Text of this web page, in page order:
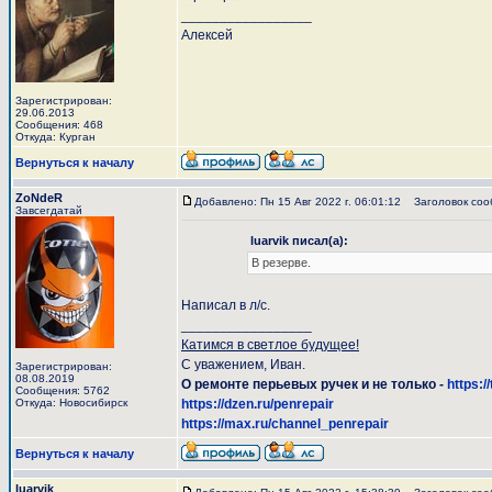
Зарегистрирован:
29.06.2013
Сообщения: 468
Откуда: Курган
Алексей
Вернуться к началу
ZoNdeR
Завсегдатай
Зарегистрирован:
08.08.2019
Сообщения: 5762
Откуда: Новосибирск
Добавлено: Пн 15 Авг 2022 г. 06:01:12 Заголовок
luarvik писал(а):
В резерве.
Написал в л/с.
Катимся в светлое будущее!
С уважением, Иван.
О ремонте перьевых ручек и не только -
https://dzen.ru/penrepair
https://max.ru/channel_penrepair
Вернуться к началу
luarvik